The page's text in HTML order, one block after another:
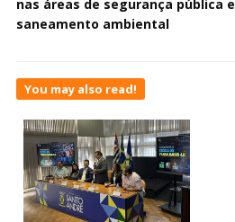
nas áreas de segurança pública e
saneamento ambiental
You may also read!